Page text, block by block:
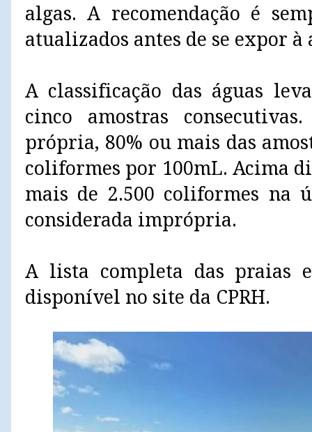
algas. A recomendação é
atualizados antes de se expor à
A classificação das águas
cinco amostras
própria, 80% ou mais das
coliformes por 100mL. Acima
mais de 2.500 coliformes na
considerada imprópria.
A lista completa das praias
disponível no site da CPRH.